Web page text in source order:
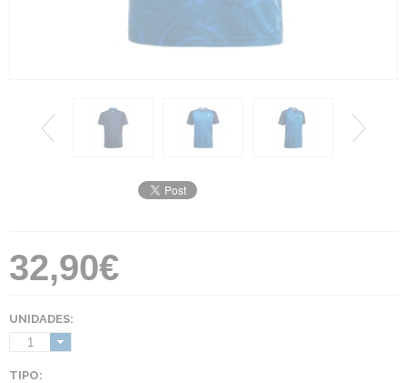
32,90€
UNIDADES:
1
TIPO: